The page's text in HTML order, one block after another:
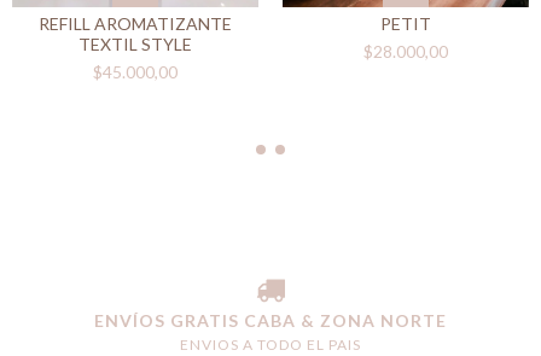
REFILL AROMATIZANTE
TEXTIL STYLE
$45.000,00
PETIT
$28.000,00
ENVÍOS GRATIS CABA & ZONA NORTE
ENVIOS A TODO EL PAIS